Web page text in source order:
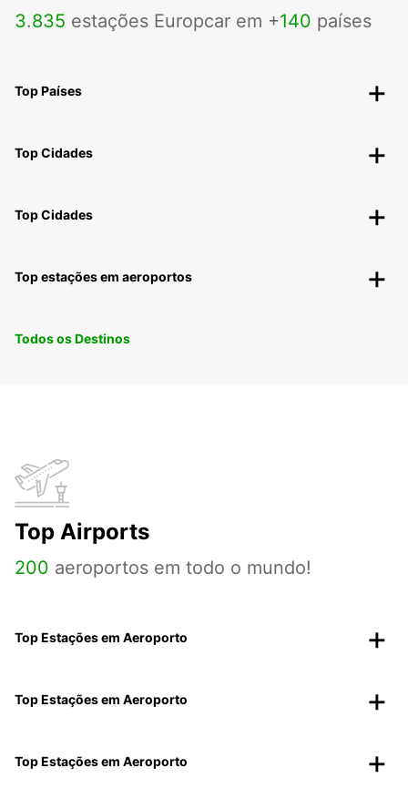
3.835 estações Europcar em +140 países
Top Países
Top Cidades
Top Cidades
Top estações em aeroportos
Todos os Destinos
Top Airports
200 aeroportos em todo o mundo!
Top Estações em Aeroporto
Top Estações em Aeroporto
Top Estações em Aeroporto